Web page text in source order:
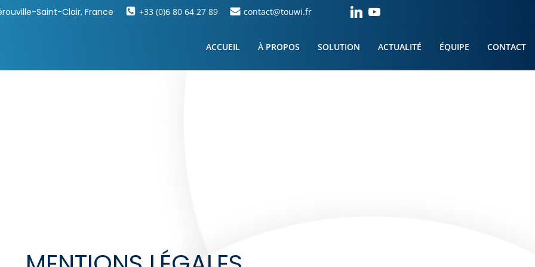
Saint-Clair, France +33 (0)6 80 64 27 89 contact@touwi.fr
ACCUEIL À PROPOS SOLUTION ACTUALITÉ ÉQUIPE CONTACT